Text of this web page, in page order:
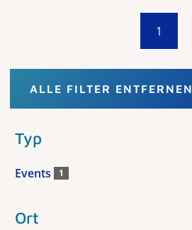
1
ALLE FILTER ENTFERNEN
Typ
Events 1
Ort